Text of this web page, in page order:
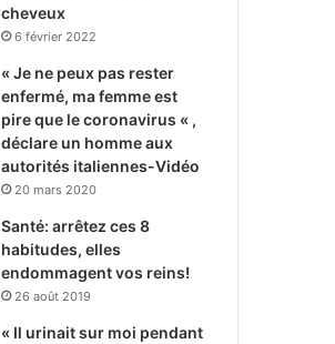
cheveux
6 février 2022
« Je ne peux pas rester
enfermé, ma femme est
pire que le coronavirus « ,
déclare un homme aux
autorités italiennes-Vidéo
20 mars 2020
Santé: arrêtez ces 8
habitudes, elles
endommagent vos reins!
26 août 2019
« Il urinait sur moi pendant